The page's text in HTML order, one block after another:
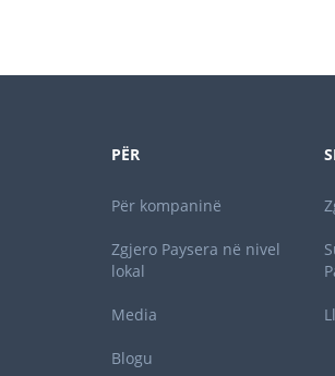
PËR
Për kompaninë
Zgjero Paysera në nivel
lokal
Media
Blogu